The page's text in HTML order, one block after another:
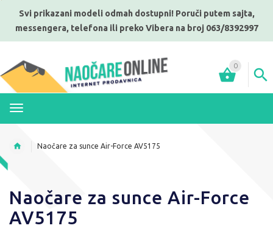
Svi prikazani modeli odmah dostupni! Poruči putem sajta,
messengera, telefona ili preko Vibera na broj 063/8392997
0
Naočare za sunce Air-Force AV5175
Naočare za sunce Air-Force
AV5175